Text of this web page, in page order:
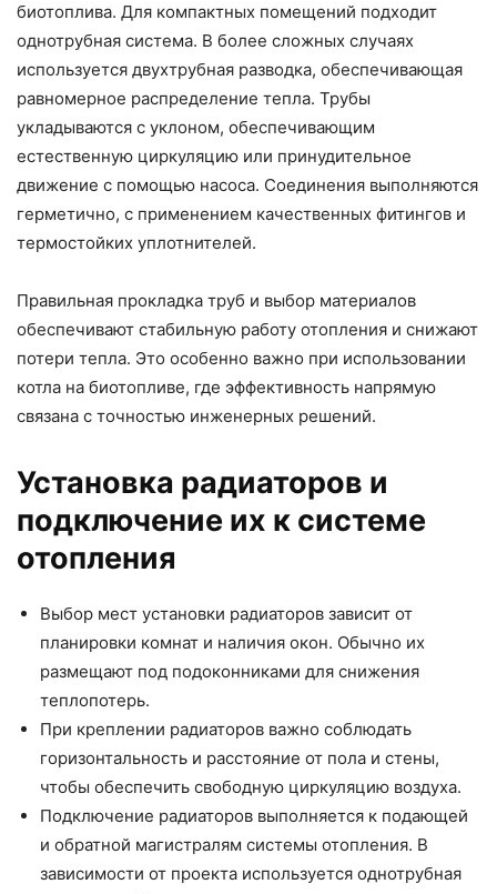
биотоплива. Для компактных помещений подходит
однотрубная система. В более сложных случаях
используется двухтрубная разводка, обеспечивающая
равномерное распределение тепла. Трубы
укладываются с уклоном, обеспечивающим
естественную циркуляцию или принудительное
движение с помощью насоса. Соединения выполняются
герметично, с применением качественных фитингов и
термостойких уплотнителей.
Правильная прокладка труб и выбор материалов
обеспечивают стабильную работу отопления и снижают
потери тепла. Это особенно важно при использовании
котла на биотопливе, где эффективность напрямую
связана с точностью инженерных решений.
Установка радиаторов и
подключение их к системе
отопления
Выбор мест установки радиаторов зависит от
планировки комнат и наличия окон. Обычно их
размещают под подоконниками для снижения
теплопотерь.
При креплении радиаторов важно соблюдать
горизонтальность и расстояние от пола и стены,
чтобы обеспечить свободную циркуляцию воздуха.
Подключение радиаторов выполняется к подающей
и обратной магистралям системы отопления. В
зависимости от проекта используется однотрубная